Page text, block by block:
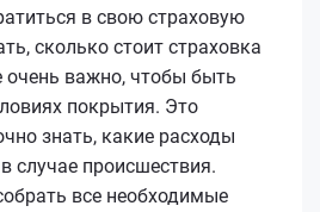
в свою страховую
сколько стоит страховка
важно, чтобы быть
покрытия. Это
знать, какие расходы
случае происшествия.
все необходимые